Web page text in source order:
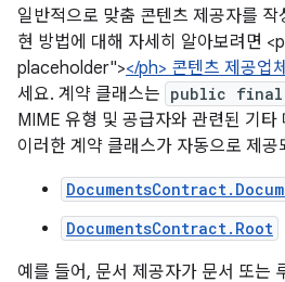
일반적으로 맞춤 콘텐츠 제공자를
현 방법에 대해 자세히 알아보려면
placeholder"></ph> 콘텐츠 제공업체
세요. 계약 클래스는 public final
MIME 유형 및 공급자와 관련된 기타
이러한 계약 클래스가 자동으로 제공
DocumentsContract.Root
예를 들어, 문서 제공자가 문서 또는